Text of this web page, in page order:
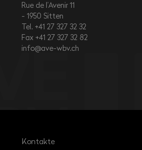
Rue de l’Avenir 11
1950 Sitten
Tel. +41 27 327 32 32
Fax +41 27 327 32 82
info@ave-wbv.ch
Kontakte